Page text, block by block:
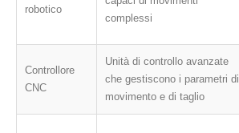
robotico
complessi
Controllore
CNC
Unità di controllo avanzate
che gestiscono i parametri di
movimento e di taglio